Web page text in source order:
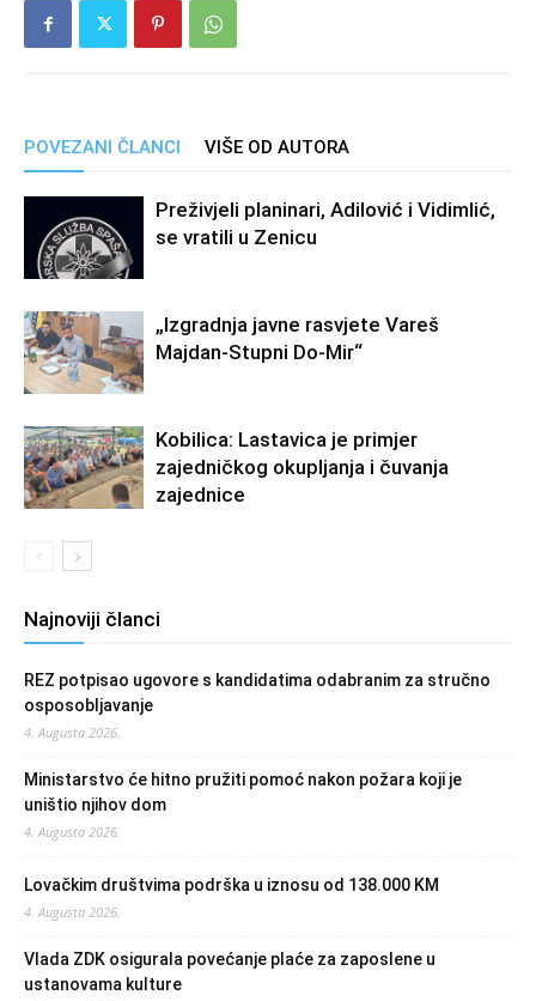
POVEZANI ČLANCI VIŠE OD AUTORA
Preživjeli planinari, Adilović i Vidimlić,
se vratili u Zenicu
„Izgradnja javne rasvjete Vareš
Majdan-Stupni Do-Mir“
Kobilica: Lastavica je primjer
zajedničkog okupljanja i čuvanja
zajednice
Najnoviji članci
REZ potpisao ugovore s kandidatima odabranim za stručno
osposobljavanje
4. Augusta 2026.
Ministarstvo će hitno pružiti pomoć nakon požara koji je
uništio njihov dom
4. Augusta 2026.
Lovačkim društvima podrška u iznosu od 138.000 KM
4. Augusta 2026.
Vlada ZDK osigurala povećanje plaće za zaposlene u
ustanovama kulture